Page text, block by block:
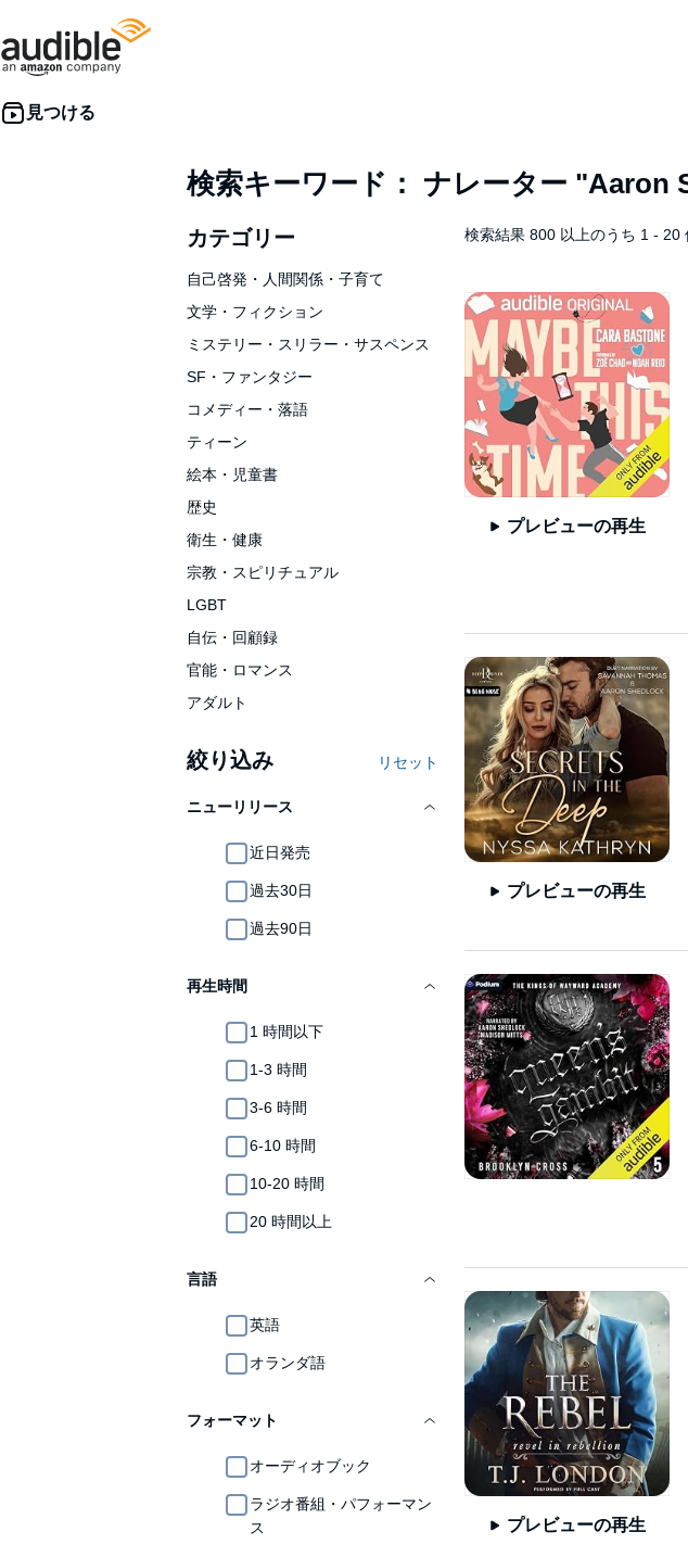
検索キーワード： ナレーター "Aaron
カテゴリー
自己啓発・人間関係・子育て
文学・フィクション
ミステリー・スリラー・サスペンス
SF・ファンタジー
コメディー・落語
ティーン
絵本・児童書
歴史
衛生・健康
宗教・スピリチュアル
LGBT
自伝・回顧録
官能・ロマンス
アダルト
絞り込み リセット
ニューリリース
近日発売
過去30日
過去90日
再生時間
1 時間以下
1-3 時間
3-6 時間
6-10 時間
10-20 時間
20 時間以上
言語
英語
オランダ語
フォーマット
オーディオブック
ラジオ番組・パフォーマン
ス
検索結果 800 以上のうち 1 - 20
プレビューの再生
プレビューの再生
プレビューの再生